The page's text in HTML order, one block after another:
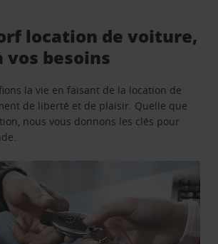
location de voiture,
vos besoins
la vie en faisant de la location de
de liberté et de plaisir. Quelle que
nous vous donnons les clés pour